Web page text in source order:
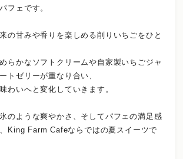
フェです。
の甘みや香りを楽しめる削りいちごをひと
らかなソフトクリームや自家製いちごジャ
トゼリーが重なり合い、
わいへと変化していきます。
のような爽やかさ、そしてパフェの満足感
King Farm Cafeならではの夏スイーツで